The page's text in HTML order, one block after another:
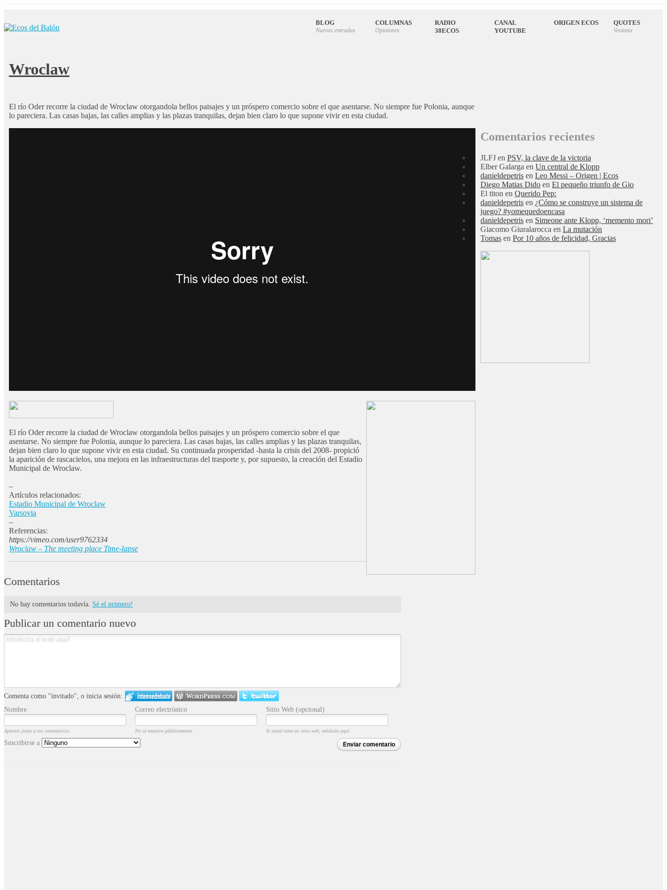
BLOG
Nuevas entradas
COLUMNAS
Opiniones
RADIO
38ECOS
CANAL
YOUTUBE
ORIGEN ECOS QUOTES
Ventana
Wroclaw
El río Oder recorre la ciudad de Wroclaw otorgandola bellos paisajes y un próspero comercio sobre el que asentarse. No siempre fue Polonia, aunque
lo pareciera. Las casas bajas, las calles amplias y las plazas tranquilas, dejan bien claro lo que supone vivir en esta ciudad.
El río Oder recorre la ciudad de Wroclaw otorgandola bellos paisajes y un próspero comercio sobre el que
asentarse. No siempre fue Polonia, aunque lo pareciera. Las casas bajas, las calles amplias y las plazas tranquilas,
dejan bien claro lo que supone vivir en esta ciudad. Su continuada prosperidad -hasta la crisis del 2008- propició
la aparición de rascacielos, una mejora en las infraestructuras del trasporte y, por supuesto, la creación del Estadio
Municipal de Wroclaw.
–
Artículos relacionados:
Estadio Municipal de Wroclaw
Varsovia
–
Referencias:
https://vimeo.com/user9762334
Wroclaw – The meeting place Time-lapse
Comentarios
No hay comentarios todavía. Sé el primero!
Publicar un comentario nuevo
Comenta como "invitado", o inicia sesión:
Nombre
Correo electrónico Sitio Web (opcional)
Aparece junto a tus comentarios. No se muestra públicamente. Si usted tiene un sitio web, enlázalo aquí.
Enviar comentario
Suscribirse a
Comentarios recientes
JLFJ en PSV, la clave de la victoria
Elber Galarga en Un central de Klopp
danieldepetris en Leo Messi – Origen | Ecos
Diego Matias Dido en El pequeño triunfo de Gio
El titon en Querido Pep:
danieldepetris en ¿Cómo se construye un sistema de
juego? #yomequedoencasa
danieldepetris en Simeone ante Klopp, ‘memento mori’
Giacomo Giuralarocca en La mutación
Tomas en Por 10 años de felicidad, Gracias